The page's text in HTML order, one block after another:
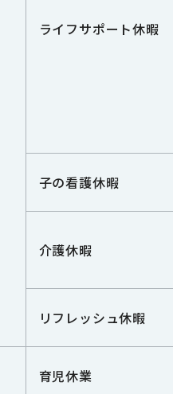
ライフサポート休暇
子の看護休暇
介護休暇
リフレッシュ休暇
育児休業